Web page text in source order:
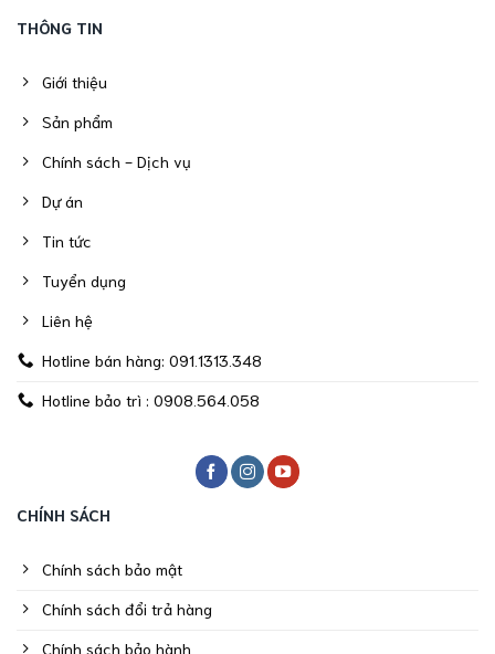
THÔNG TIN
Giới thiệu
Sản phẩm
Chính sách - Dịch vụ
Dự án
Tin tức
Tuyển dụng
Liên hệ
Hotline bán hàng: 091.1313.348
Hotline bảo trì : 0908.564.058
CHÍNH SÁCH
Chính sách bảo mật
Chính sách đổi trả hàng
Chính sách bảo hành